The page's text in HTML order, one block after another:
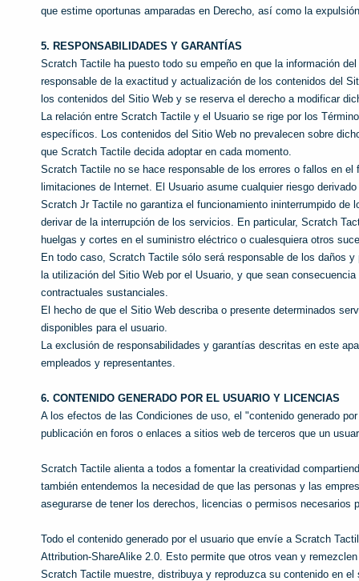
que estime oportunas amparadas en Derecho, así como la
5. RESPONSABILIDADES Y GARANTÍAS
Scratch Tactile ha puesto todo su empeño en que la información
responsable de la exactitud y actualización de los contenidos del
los contenidos del Sitio Web y se reserva el derecho a modificar
La relación entre Scratch Tactile y el Usuario se rige por los
específicos. Los contenidos del Sitio Web no prevalecen sobre
que Scratch Tactile decida adoptar en cada momento.
Scratch Tactile no se hace responsable de los errores o fallos en
limitaciones de Internet. El Usuario asume cualquier riesgo
Scratch Jr Tactile no garantiza el funcionamiento ininterrumpido
derivar de la interrupción de los servicios. En particular, Scratch
huelgas y cortes en el suministro eléctrico o cualesquiera otros
En todo caso, Scratch Tactile sólo será responsable de los daños
la utilización del Sitio Web por el Usuario, y que sean
contractuales sustanciales.
El hecho de que el Sitio Web describa o presente determinados
disponibles para el usuario.
La exclusión de responsabilidades y garantías descritas en este
empleados y representantes.
6. CONTENIDO GENERADO POR EL USUARIO Y LICENCIAS
A los efectos de las Condiciones de uso, el "contenido generado
publicación en foros o enlaces a sitios web de terceros que un
Scratch Tactile alienta a todos a fomentar la creatividad
también entendemos la necesidad de que las personas y las
asegurarse de tener los derechos, licencias o permisos
Todo el contenido generado por el usuario que envíe a Scratch
Attribution-ShareAlike 2.0. Esto permite que otros vean y
Scratch Tactile muestre, distribuya y reproduzca su contenido en